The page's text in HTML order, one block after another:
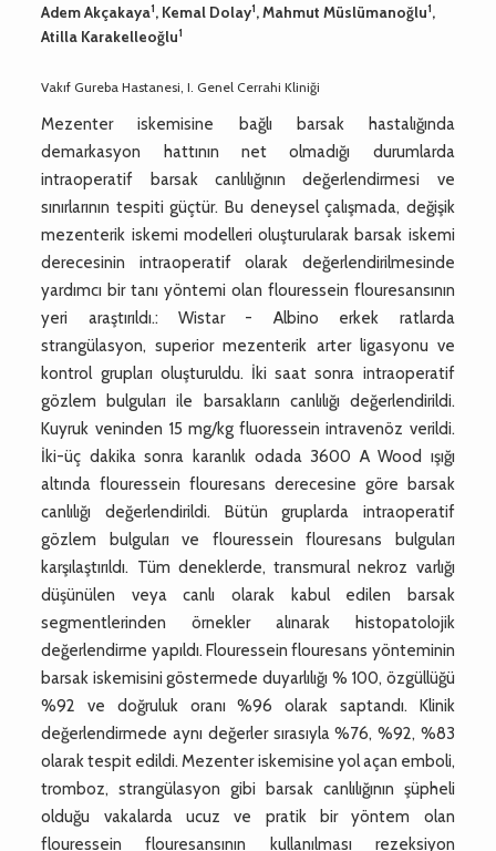
Adem Akçakaya1, Kemal Dolay1, Mahmut Müslümanoğlu1,
Atilla Karakelleoğlu1
Vakıf Gureba Hastanesi, I. Genel Cerrahi Kliniği
Mezenter iskemisine bağlı barsak hastalığında
demarkasyon hattının net olmadığı durumlarda
intraoperatif barsak canlılığının değerlendirmesi ve
sınırlarının tespiti güçtür. Bu deneysel çalışmada, değişik
mezenterik iskemi modelleri oluşturularak barsak iskemi
derecesinin intraoperatif olarak değerlendirilmesinde
yardımcı bir tanı yöntemi olan flouressein flouresansının
yeri araştırıldı.: Wistar - Albino erkek ratlarda
strangülasyon, superior mezenterik arter ligasyonu ve
kontrol grupları oluşturuldu. İki saat sonra intraoperatif
gözlem bulguları ile barsakların canlılığı değerlendirildi.
Kuyruk veninden 15 mg/kg fluoressein intravenöz verildi.
İki-üç dakika sonra karanlık odada 3600 A Wood ışığı
altında flouressein flouresans derecesine göre barsak
canlılığı değerlendirildi. Bütün gruplarda intraoperatif
gözlem bulguları ve flouressein flouresans bulguları
karşılaştırıldı. Tüm deneklerde, transmural nekroz varlığı
düşünülen veya canlı olarak kabul edilen barsak
segmentlerinden örnekler alınarak histopatolojik
değerlendirme yapıldı. Flouressein flouresans yönteminin
barsak iskemisini göstermede duyarlılığı % 100, özgüllüğü
%92 ve doğruluk oranı %96 olarak saptandı. Klinik
değerlendirmede aynı değerler sırasıyla %76, %92, %83
olarak tespit edildi. Mezenter iskemisine yol açan emboli,
tromboz, strangülasyon gibi barsak canlılığının şüpheli
olduğu vakalarda ucuz ve pratik bir yöntem olan
flouressein flouresansının kullanılması rezeksiyon